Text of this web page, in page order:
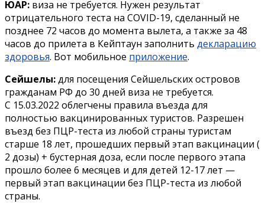
ЮАР: виза не требуется. Нужен результат
отрицательного теста на COVID-19, сделанный не
позднeе 72 часов до момента вылета, а также за 48
часов до прилета в Кейптаун заполнить декларацию
здоровья. Вот мобильное приложение.
Сейшелы:для посещения Сейшельских островов
гражданам РФ до 30 дней виза не требуется.
С 15.03.2022 облегчены правила въезда для
полностью вакцинированных туристов. Разрешен
въезд без ПЦР-теста из любой страны туристам
старше 18 лет, прошедших первый этап вакцинации (
2 дозы) + бустерная доза, если после первого этапа
прошло более 6 месяцев и для детей 12-17 лет —
первый этап вакцинации без ПЦР-теста из любой
страны.